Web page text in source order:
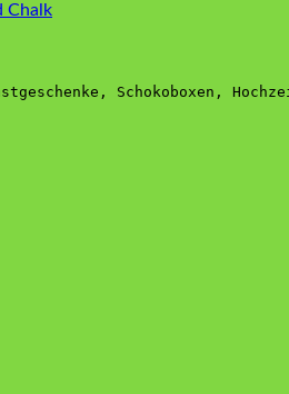
Chalk
Schokoboxen,